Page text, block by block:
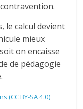
le calcul devient
mieux
on encaisse
de pédagogie
(CC BY-SA 4.0)